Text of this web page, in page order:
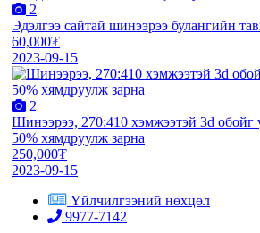
2
Эдэлгээ сайтай шинээрээ булангийн
60,000₮
2023-09-15
2
Шинээрээ, 270:410 хэмжээтэй 3d обойг
50% хямдруулж зарна
250,000₮
2023-09-15
Үйлчилгээний нөхцөл
9977-7142